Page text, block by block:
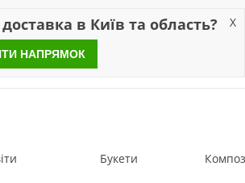
since 1999
Букети
в Київ та область? X
НАПРЯМОК